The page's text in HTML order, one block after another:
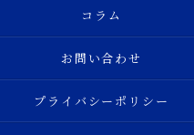
コラム
お問い合わせ
プライバシーポリシー